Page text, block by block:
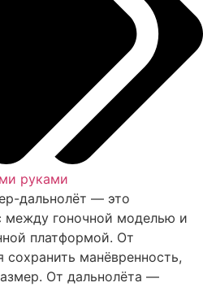
руками
дальнолёт — это
между гоночной моделью и
платформой. От
сохранить манёвренность,
От дальнолёта —